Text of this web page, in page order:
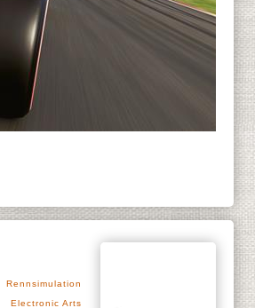
Rennsimulation
Electronic Arts